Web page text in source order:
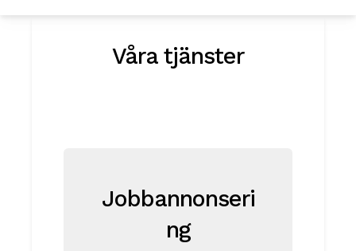
Våra tjänster
Jobbannonseri
ng